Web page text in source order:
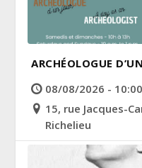
ARCHÉOLOGUE
08/08/2026 -
15, rue Jacques-
Richelieu